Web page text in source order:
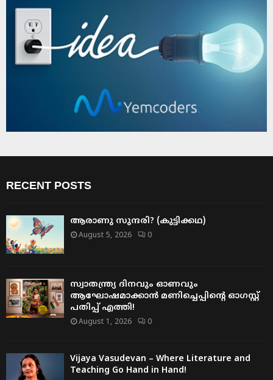
RECENT POSTS
ആരാണു സുന്ദരി? (കുട്ടിക്കഥ)
August 5, 2026 0
സ്വാതന്ത്ര്യ ദിനവും ഓണവും
ആഘോഷമാക്കാൻ മണിച്ചെപ്പിന്റെ ഓഗസ്റ്റ്
പതിപ്പ് എത്തി!
August 1, 2026 0
Vijaya Vasudevan – Where Literature and
Teaching Go Hand in Hand!